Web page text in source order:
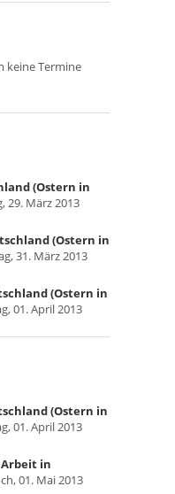
keine Termine
(Ostern in
29. März 2013
(Ostern in
31. März 2013
(Ostern in
01. April 2013
(Ostern in
01. April 2013
in
01. Mai 2013